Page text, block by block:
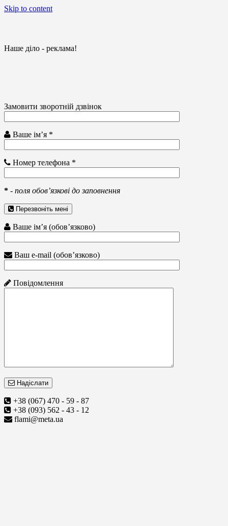
Skip to content
Наше діло - реклама!
Замовити зворотній дзвінок
Ваше ім’я *
Номер телефона *
* - поля обов’язкові до заповнення
Перезвоніть мені
Ваше ім’я (обов’язково)
Ваш e-mail (обов’язково)
Повідомлення
Надіслати
+38 (067) 470 - 59 - 87
+38 (093) 562 - 43 - 12
flami@meta.ua